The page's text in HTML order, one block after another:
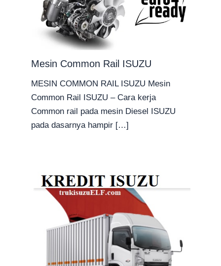
Mesin Common Rail ISUZU
MESIN COMMON RAIL ISUZU Mesin
Common Rail ISUZU – Cara kerja
Common rail pada mesin Diesel ISUZU
pada dasarnya hampir […]